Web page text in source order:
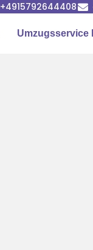
+4915792644408
Umzugsservice